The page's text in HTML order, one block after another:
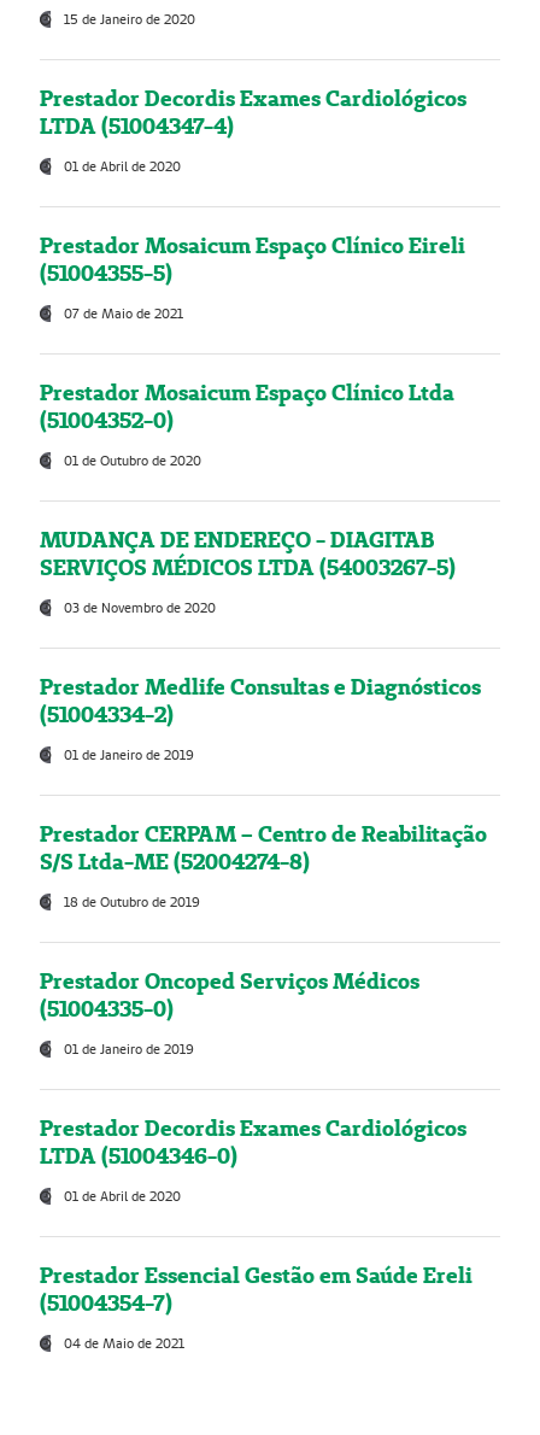
15 de Janeiro de 2020
Prestador Decordis Exames Cardiológicos
LTDA (51004347-4)
01 de Abril de 2020
Prestador Mosaicum Espaço Clínico Eireli
(51004355-5)
07 de Maio de 2021
Prestador Mosaicum Espaço Clínico Ltda
(51004352-0)
01 de Outubro de 2020
MUDANÇA DE ENDEREÇO - DIAGITAB
SERVIÇOS MÉDICOS LTDA (54003267-5)
03 de Novembro de 2020
Prestador Medlife Consultas e Diagnósticos
(51004334-2)
01 de Janeiro de 2019
Prestador CERPAM – Centro de Reabilitação
S/S Ltda-ME (52004274-8)
18 de Outubro de 2019
Prestador Oncoped Serviços Médicos
(51004335-0)
01 de Janeiro de 2019
Prestador Decordis Exames Cardiológicos
LTDA (51004346-0)
01 de Abril de 2020
Prestador Essencial Gestão em Saúde Ereli
(51004354-7)
04 de Maio de 2021